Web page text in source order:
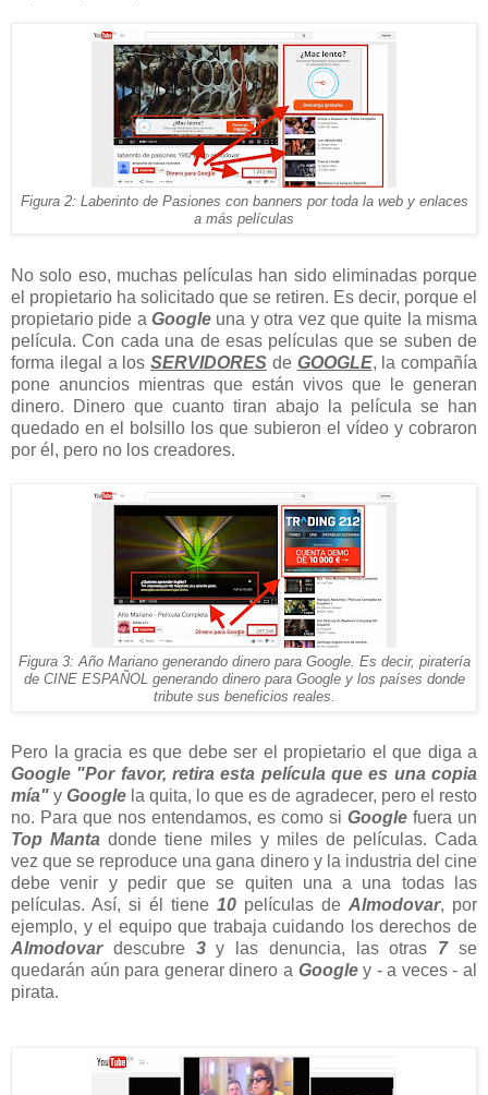
Figura 2: Laberinto de Pasiones con banners por toda la web y enlaces
a más películas
No solo eso, muchas películas han sido eliminadas porque
el propietario ha solicitado que se retiren. Es decir, porque el
propietario pide aGoogle una y otra vez que quite la misma
película. Con cada una de esas películas que se suben de
forma ilegal a los SERVIDORES de GOOGLE, la compañía
pone anuncios mientras que están vivos que le generan
dinero. Dinero que cuanto tiran abajo la película se han
quedado en el bolsillo los que subieron el vídeo y cobraron
por él, pero no los creadores.
Figura 3: Año Mariano generando dinero para Google. Es decir, piratería
de CINE ESPAÑOL generando dinero para Google y los países donde
tribute sus beneficios reales.
Pero la gracia es que debe ser el propietario el que diga a
Google "Por favor, retira esta película que es una copia
mía" y Google la quita, lo que es de agradecer, pero el resto
no. Para que nos entendamos, es como si Google fuera un
Top Manta donde tiene miles y miles de películas. Cada
vez que se reproduce una gana dinero y la industria del cine
debe venir y pedir que se quiten una a una todas las
películas. Así, si él tiene 10 películas de Almodovar, por
ejemplo, y el equipo que trabaja cuidando los derechos de
Almodovardescubre 3y las denuncia, las otras 7se
quedarán aún para generar dinero a Googley - a veces - al
pirata.